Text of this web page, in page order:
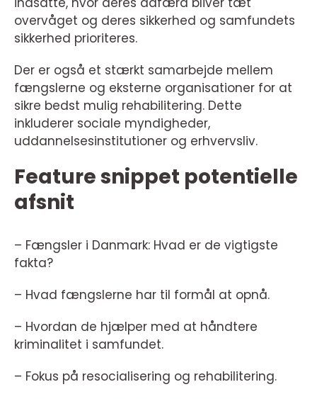
overvåget og deres sikkerhed og samfundets
sikkerhed prioriteres.
Der er også et stærkt samarbejde mellem
fængslerne og eksterne organisationer for at
sikre bedst mulig rehabilitering. Dette
inkluderer sociale myndigheder,
uddannelsesinstitutioner og erhvervsliv.
Feature snippet potentielle
afsnit
– Fængsler i Danmark: Hvad er de vigtigste
fakta?
– Hvad fængslerne har til formål at opnå.
– Hvordan de hjælper med at håndtere
kriminalitet i samfundet.
– Fokus på resocialisering og rehabilitering.